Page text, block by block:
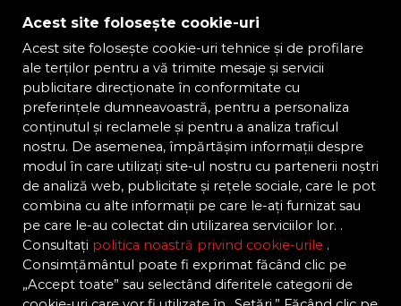
Geri în lume
Acest site folosește cookie-uri
Acest site folosește cookie-uri tehnice și de profilare
ale terților pentru a vă trimite mesaje și servicii
publicitare direcționate în conformitate cu
preferințele dumneavoastră, pentru a personaliza
conținutul și reclamele și pentru a analiza traficul
nostru. De asemenea, împărtășim informații despre
modul în care utilizați site-ul nostru cu partenerii noștri
de analiză web, publicitate și rețele sociale, care le pot
combina cu alte informații pe care le-ați furnizat sau
pe care le-au colectat din utilizarea serviciilor lor. .
Consultați politica noastră privind cookie-urile .
Consimțământul poate fi exprimat făcând clic pe
„Accept toate” sau selectând diferitele categorii de